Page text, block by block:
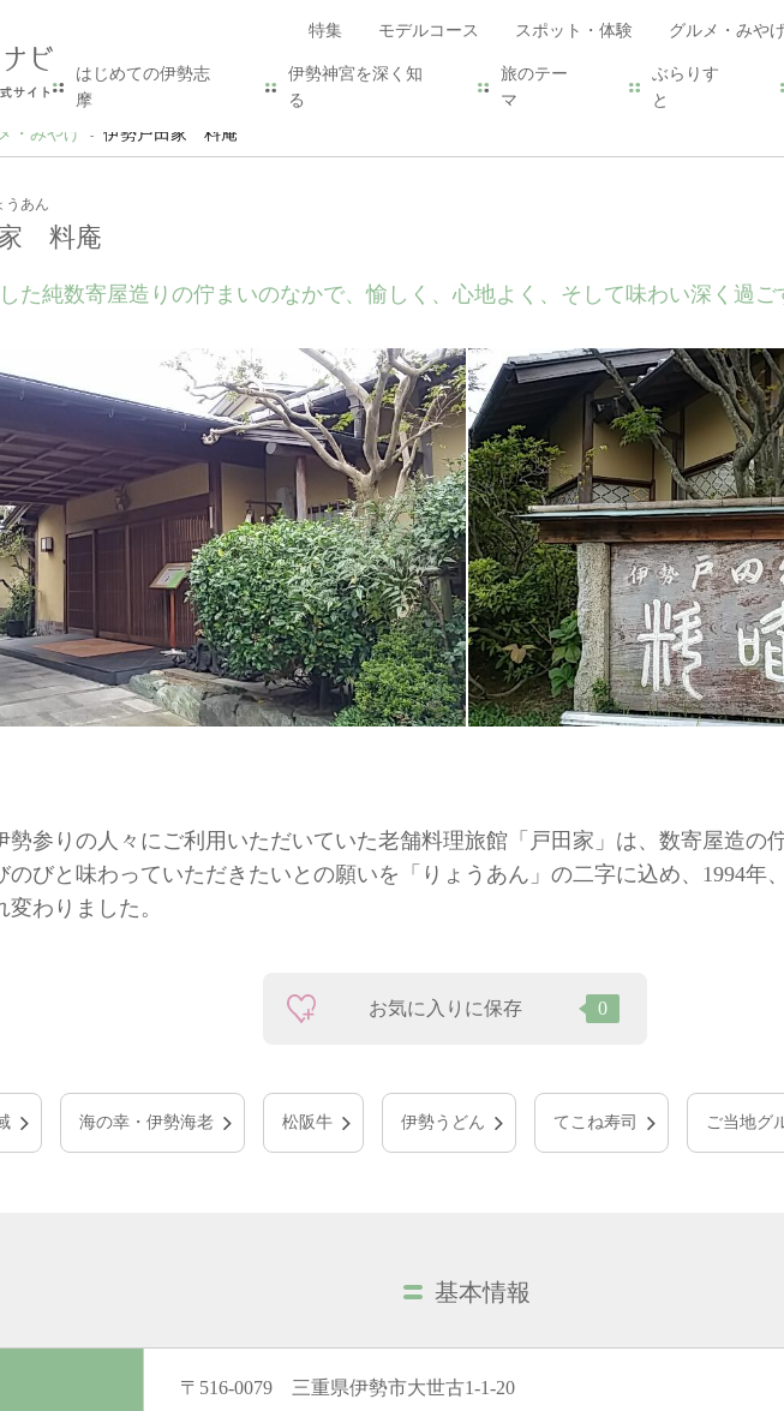
特集 モデルコース スポット・体験 グルメ・みや
はじめての伊勢志
摩
伊勢神宮を深く知
る
旅のテー
マ
ぶらりす
と
・みやげ 伊勢戸田家 料庵
あん
料庵
た純数寄屋造りの佇まいのなかで、愉しく、心地よく、そして味わい深く過ご
勢参りの人々にご利用いただいていた老舗料理旅館「戸田家」は、数寄屋造の
のびと味わっていただきたいとの願いを「りょうあん」の二字に込め、1994年
変わりました。
お気に入りに保存 0
海の幸・伊勢海老 松阪牛 伊勢うどん てこね寿司 ご当地グ
基本情報
〒516-0079 三重県伊勢市大世古1-1-20